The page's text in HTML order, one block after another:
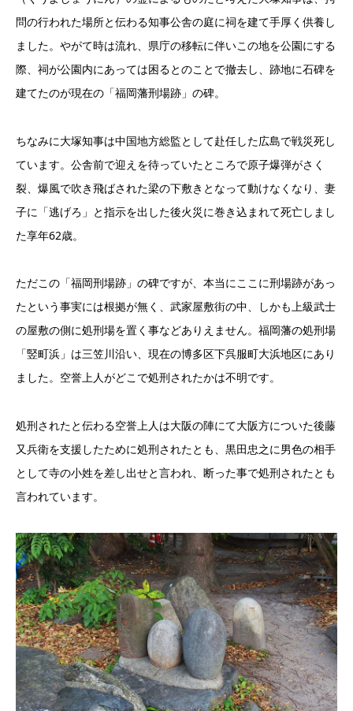
問の行われた場所と伝わる知事公舎の庭に祠を建て手厚く供養し
ました。やがて時は流れ、県庁の移転に伴いこの地を公園にする
際、祠が公園内にあっては困るとのことで撤去し、跡地に石碑を
建てたのが現在の「福岡藩刑場跡」の碑。
ちなみに大塚知事は中国地方総監として赴任した広島で戦災死し
ています。公舎前で迎えを待っていたところで原子爆弾がさく
裂、爆風で吹き飛ばされた梁の下敷きとなって動けなくなり、妻
子に「逃げろ」と指示を出した後火災に巻き込まれて死亡しまし
た享年62歳。
ただこの「福岡刑場跡」の碑ですが、本当にここに刑場跡があっ
たという事実には根拠が無く、武家屋敷街の中、しかも上級武士
の屋敷の側に処刑場を置く事などありえません。福岡藩の処刑場
「竪町浜」は三笠川沿い、現在の博多区下呉服町大浜地区にあり
ました。空誉上人がどこで処刑されたかは不明です。
処刑されたと伝わる空誉上人は大阪の陣にて大阪方についた後藤
又兵衛を支援したために処刑されたとも、黒田忠之に男色の相手
として寺の小姓を差し出せと言われ、断った事で処刑されたとも
言われています。